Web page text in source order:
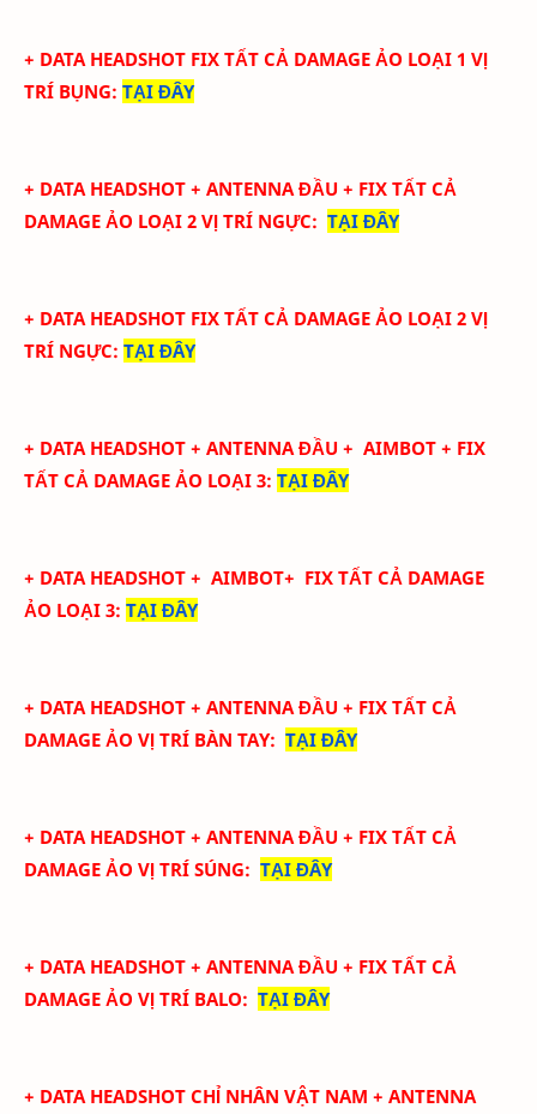
+ DATA HEADSHOT FIX TẤT CẢ DAMAGE ẢO LOẠI 1 VỊ
TRÍ BỤNG: TẠI ĐÂY
+ DATA HEADSHOT + ANTENNA ĐẦU + FIX TẤT CẢ
DAMAGE ẢO LOẠI 2 VỊ TRÍ NGỰC: TẠI ĐÂY
+ DATA HEADSHOT FIX TẤT CẢ DAMAGE ẢO LOẠI 2 VỊ
TRÍ NGỰC: TẠI ĐÂY
+ DATA HEADSHOT + ANTENNA ĐẦU + AIMBOT + FIX
TẤT CẢ DAMAGE ẢO LOẠI 3: TẠI ĐÂY
+ DATA HEADSHOT + AIMBOT+ FIX TẤT CẢ DAMAGE
ẢO LOẠI 3: TẠI ĐÂY
+ DATA HEADSHOT + ANTENNA ĐẦU + FIX TẤT CẢ
DAMAGE ẢO VỊ TRÍ BÀN TAY: TẠI ĐÂY
+ DATA HEADSHOT + ANTENNA ĐẦU + FIX TẤT CẢ
DAMAGE ẢO VỊ TRÍ SÚNG: TẠI ĐÂY
+ DATA HEADSHOT + ANTENNA ĐẦU + FIX TẤT CẢ
DAMAGE ẢO VỊ TRÍ BALO: TẠI ĐÂY
+ DATA HEADSHOT CHỈ NHÂN VẬT NAM + ANTENNA